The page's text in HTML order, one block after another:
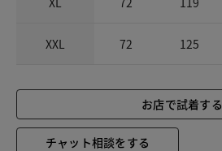
XXL 72 125
お店で試着する
チャット相談をする